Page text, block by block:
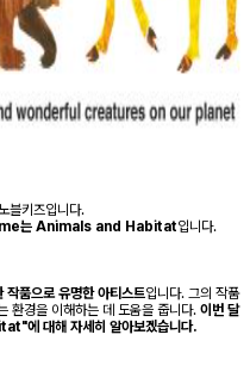
블키즈입니다.
는 Animals and Habitat입니다.
품으로 유명한 아티스트입니다. 그의 작품
환경을 이해하는 데 도움을 줍니다. 이번 달
에 대해 자세히 알아보겠습니다.